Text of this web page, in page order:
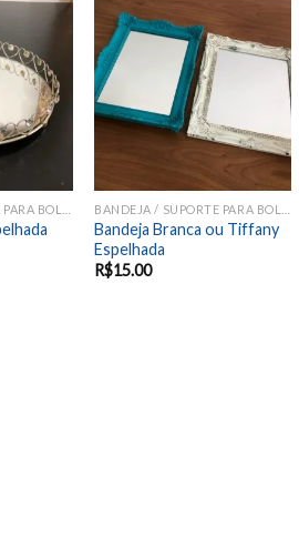
Add to
wishlist
Add to
Bandeja Branca ou Tiffany
Espelhada
R$15.00